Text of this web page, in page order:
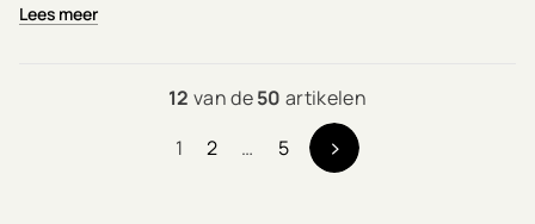
Lees meer
12 van de50 artikelen
1
2 … 5